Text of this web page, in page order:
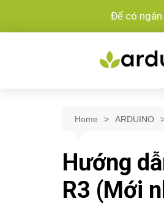
Để có
Home ARDUINO
Hướng
R3 (Mới